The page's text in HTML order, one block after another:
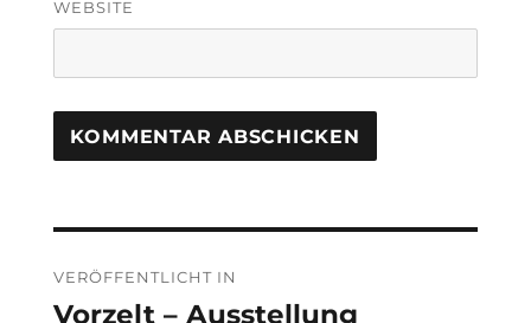
WEBSITE
VERÖFFENTLICHT IN
Vorzelt – Ausstellung